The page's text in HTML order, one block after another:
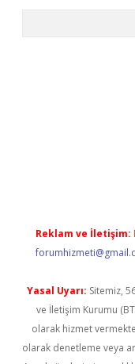
Reklam ve İletişim:
Yasal Uyarı: Sitemiz,
ve İletişim Kurumu
olarak hizmet
olarak denetleme veya